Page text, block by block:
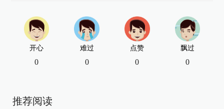
开心
0
难过
0
点赞
0
飘过
0
推荐阅读